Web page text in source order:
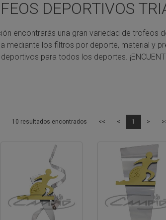
DEPORTIVOS
encontrarás una gran variedad de trofeos
mediante los filtros por deporte, material y
para todos los deportes.
10 resultados encontrados << < 1 >